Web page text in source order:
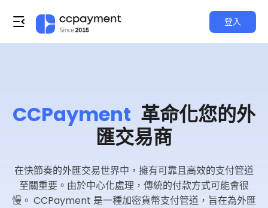
登入
CCPayment 革命化您的外
匯交易商
在快節奏的外匯交易世界中，擁有可靠且高效的支付管道
至關重要。由於中心化處理，傳統的付款方式可能會很
慢。 CCPayment 是一種加密貨幣支付管道，旨在為外匯